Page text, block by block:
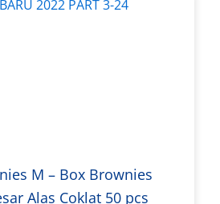
M – Box Brownies
Alas Coklat 50 pcs